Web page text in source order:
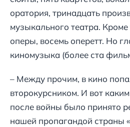
оратория, тринадцать
музыкального театра. Кроме
оперы, восемь оперетт. Но
киномузыка (более ста
– Между прочим, в кино
второкурсником. И вот
после войны было принято
нашей пропагандой страны